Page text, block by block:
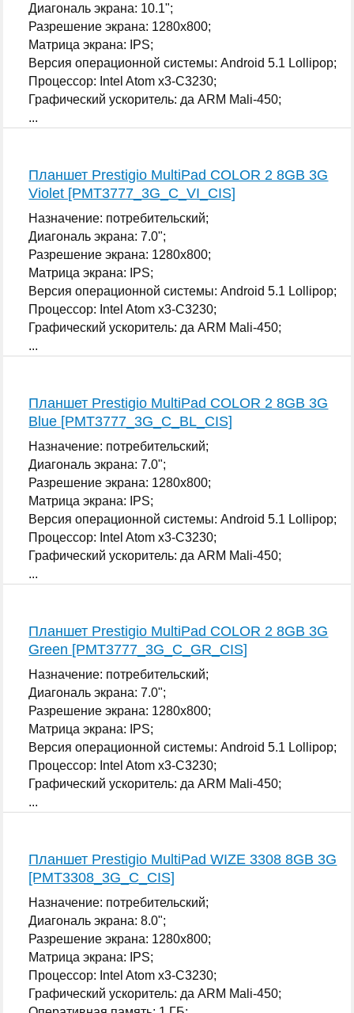
Диагональ экрана: 10.1";
Разрешение экрана: 1280x800;
Матрица экрана: IPS;
Версия операционной системы: Android 5.1 Lollipop;
Процессор: Intel Atom x3-C3230;
Графический ускоритель: да ARM Mali-450;
...
Планшет Prestigio MultiPad COLOR 2 8GB 3G
Violet [PMT3777_3G_C_VI_CIS]
Назначение: потребительский;
Диагональ экрана: 7.0";
Разрешение экрана: 1280x800;
Матрица экрана: IPS;
Версия операционной системы: Android 5.1 Lollipop;
Процессор: Intel Atom x3-C3230;
Графический ускоритель: да ARM Mali-450;
...
Планшет Prestigio MultiPad COLOR 2 8GB 3G
Blue [PMT3777_3G_C_BL_CIS]
Назначение: потребительский;
Диагональ экрана: 7.0";
Разрешение экрана: 1280x800;
Матрица экрана: IPS;
Версия операционной системы: Android 5.1 Lollipop;
Процессор: Intel Atom x3-C3230;
Графический ускоритель: да ARM Mali-450;
...
Планшет Prestigio MultiPad COLOR 2 8GB 3G
Green [PMT3777_3G_C_GR_CIS]
Назначение: потребительский;
Диагональ экрана: 7.0";
Разрешение экрана: 1280x800;
Матрица экрана: IPS;
Версия операционной системы: Android 5.1 Lollipop;
Процессор: Intel Atom x3-C3230;
Графический ускоритель: да ARM Mali-450;
...
Планшет Prestigio MultiPad WIZE 3308 8GB 3G
[PMT3308_3G_C_CIS]
Назначение: потребительский;
Диагональ экрана: 8.0";
Разрешение экрана: 1280x800;
Матрица экрана: IPS;
Процессор: Intel Atom x3-C3230;
Графический ускоритель: да ARM Mali-450;